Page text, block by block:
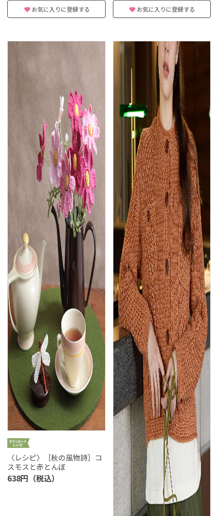
お気に入りに登録する お気に入りに登録する
〈レシピ〉［秋の風物詩］コ
スモスと赤とんぼ
638円（税込）